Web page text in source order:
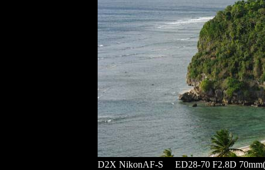
D2X NikonAF-S ED28-70 F2.8D